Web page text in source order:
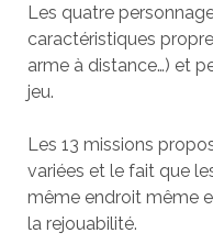
Les quatre
caractéristiques
arme à distance…) et
jeu.
Les 13 missions
variées et le fait que
même endroit même
la rejouabilité.